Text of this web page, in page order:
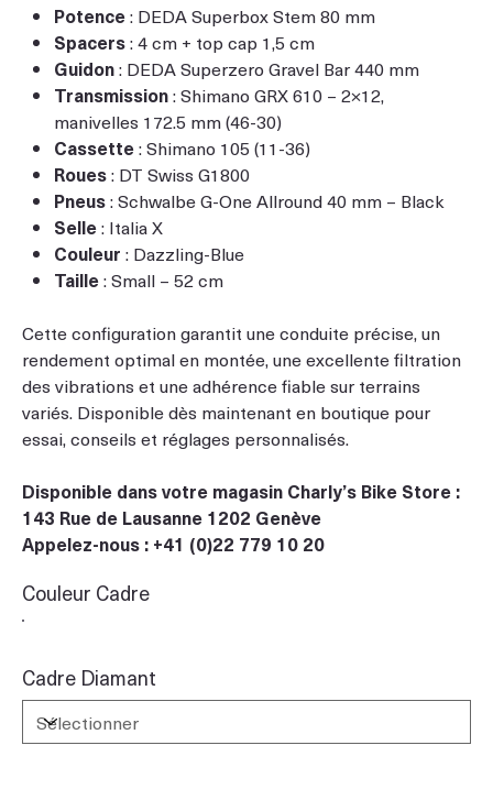
Potence: DEDA Superbox Stem 80 mm
Spacers: 4 cm + top cap 1,5 cm
Guidon: DEDA Superzero Gravel Bar 440 mm
Transmission: Shimano GRX 610 – 2×12,
manivelles 172.5 mm (46-30)
Cassette: Shimano 105 (11-36)
Roues: DT Swiss G1800
Pneus: Schwalbe G-One Allround 40 mm – Black
Selle: Italia X
Couleur : Dazzling-Blue
Taille: Small – 52 cm
Cette configuration garantit une conduite précise, un
rendement optimal en montée, une excellente filtration
des vibrations et une adhérence fiable sur terrains
variés. Disponible dès maintenant en boutique pour
essai, conseils et réglages personnalisés.
Disponible dans votre magasin Charly’s Bike Store :
143 Rue de Lausanne 1202 Genève
Appelez-nous : +41 (0)22 779 10 20
Couleur Cadre
Cadre Diamant